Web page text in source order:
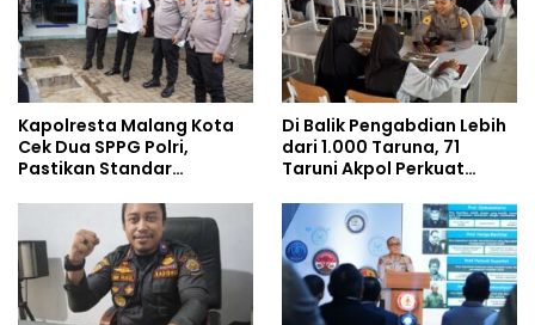
Kapolresta Malang Kota
Cek Dua SPPG Polri,
Pastikan Standar
Pengelolaan Limbah
Berjalan Optimal
Di Balik Pengabdian Lebih
dari 1.000 Taruna, 71
Taruni Akpol Perkuat
Siswa Sekolah Rakyat